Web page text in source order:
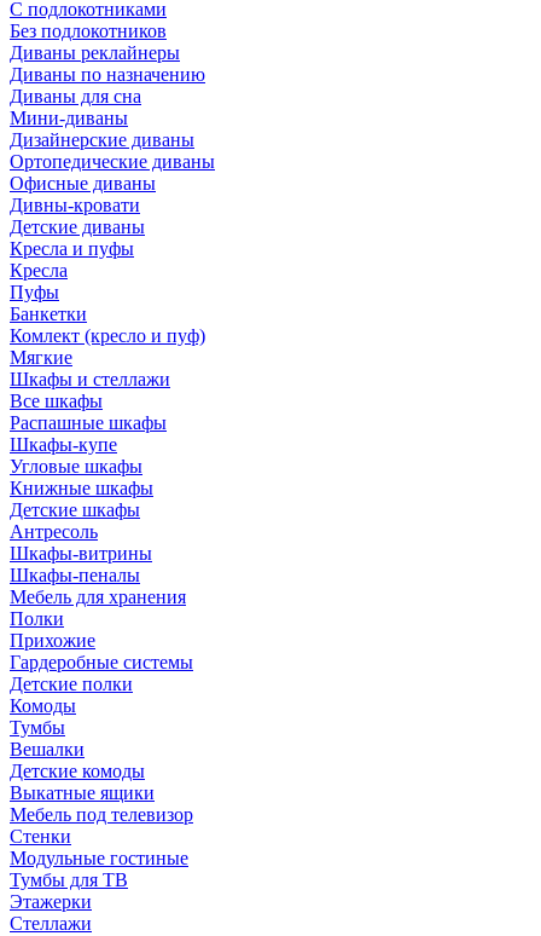
С подлокотниками
Без подлокотников
Диваны реклайнеры
Диваны по назначению
Диваны для сна
Мини-диваны
Дизайнерские диваны
Ортопедические диваны
Офисные диваны
Дивны-кровати
Детские диваны
Кресла и пуфы
Кресла
Пуфы
Банкетки
Комлект (кресло и пуф)
Мягкие
Шкафы и стеллажи
Все шкафы
Распашные шкафы
Шкафы-купе
Угловые шкафы
Книжные шкафы
Детские шкафы
Антресоль
Шкафы-витрины
Шкафы-пеналы
Мебель для хранения
Полки
Прихожие
Гардеробные системы
Детские полки
Комоды
Тумбы
Вешалки
Детские комоды
Выкатные ящики
Мебель под телевизор
Стенки
Модульные гостиные
Тумбы для ТВ
Этажерки
Стеллажи